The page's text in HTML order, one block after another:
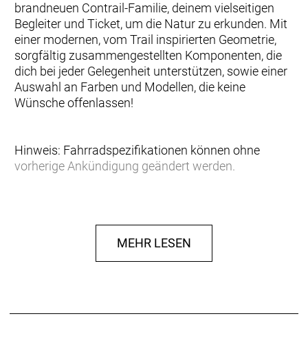
brandneuen Contrail-Familie, deinem vielseitigen
Begleiter und Ticket, um die Natur zu erkunden. Mit
einer modernen, vom Trail inspirierten Geometrie,
sorgfältig zusammengestellten Komponenten, die
dich bei jeder Gelegenheit unterstützen, sowie einer
Auswahl an Farben und Modellen, die keine
Wünsche offenlassen!
Hinweis: Fahrradspezifikationen können ohne
vorherige Ankündigung geändert werden.
replaceable hanger
Gabel: Suntour XCE28, 100mm travel
Gabel Federweg: 100 mm
MEHR LESEN